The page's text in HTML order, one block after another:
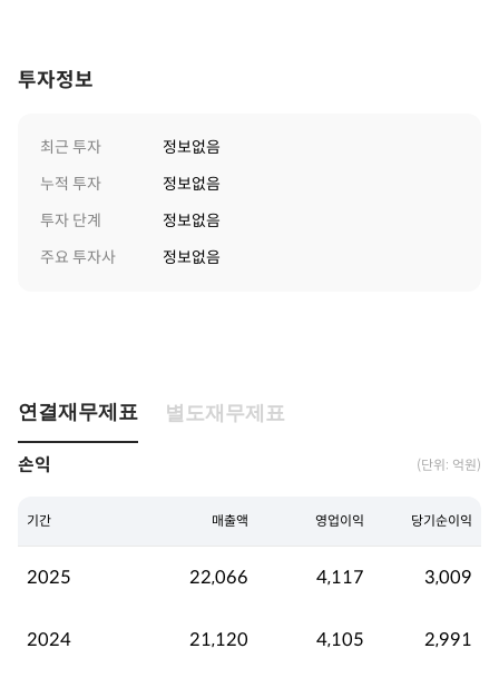
투자정보
최근 투자
정보없음
누적 투자
정보없음
투자 단계
정보없음
주요 투자사
정보없음
연결재무제표 별도재무제표
손익 (단위: 억원)
기간 매출액 영업이익 당기순이익
2025 22,066 4,117 3,009
2024 21,120 4,105 2,991